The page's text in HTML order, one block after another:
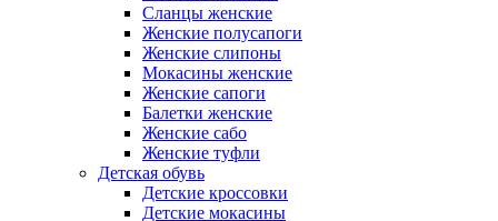
Сланцы женские
Женские полусапоги
Женские слипоны
Мокасины женские
Женские сапоги
Балетки женские
Женские сабо
Женские туфли
Детская обувь
Детские кроссовки
Детские мокасины